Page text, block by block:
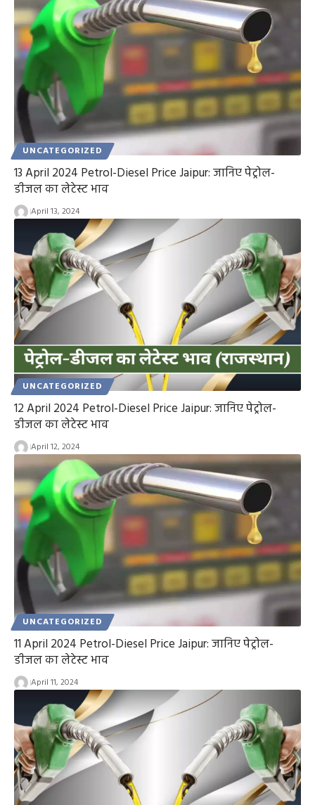
UNCATEGORIZED
13 April 2024 Petrol-Diesel Price Jaipur: जानिए पेट्रोल-
डीजल का लेटेस्ट भाव
April 13, 2024
UNCATEGORIZED
12 April 2024 Petrol-Diesel Price Jaipur: जानिए पेट्रोल-
डीजल का लेटेस्ट भाव
April 12, 2024
UNCATEGORIZED
11 April 2024 Petrol-Diesel Price Jaipur: जानिए पेट्रोल-
डीजल का लेटेस्ट भाव
April 11, 2024